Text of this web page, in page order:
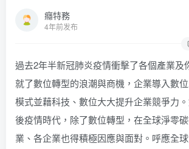
癮特務
4年前发布
過去2年半新冠肺炎疫情衝擊了各個產業及
就了數位轉型的浪潮與商機，企業導入數
模式並藉科技、數位大大提升企業競爭力
後疫情時代，除了數位轉型，在全球淨零
業、各企業也得積極因應與面對。呼應全